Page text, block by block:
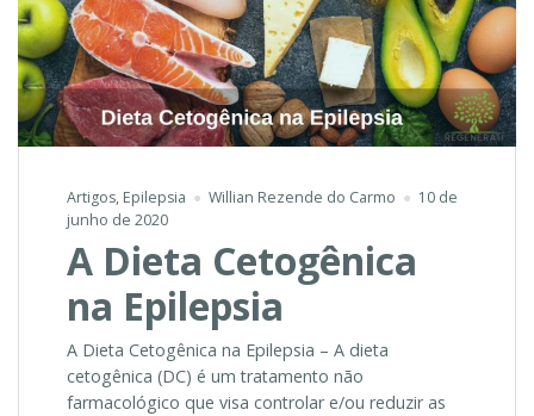
Artigos, Epilepsia Willian Rezende do Carmo
10 de
junho de 2020
A Dieta Cetogênica
na Epilepsia
A Dieta Cetogênica na Epilepsia – A dieta
cetogênica (DC) é um tratamento não
farmacológico que visa controlar e/ou reduzir as